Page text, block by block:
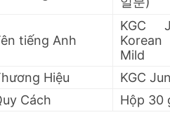
tiếng Anh
KGC
Korean
Mild
Hiệu
KGC
Cách
Hộp 30